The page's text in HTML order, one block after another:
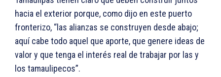
hacia el exterior porque, como dijo en este puerto
fronterizo, “las alianzas se construyen desde abajo;
aquí cabe todo aquel que aporte, que genere ideas de
valor y que tenga el interés real de trabajar por las y
los tamaulipecos”.